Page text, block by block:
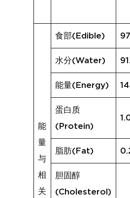
能
量
与
相
关
食部(Edible)
水分(Water)
能量(Energy)
蛋白质
(Protein)
脂肪(Fat)
胆固醇
(Cholesterol)